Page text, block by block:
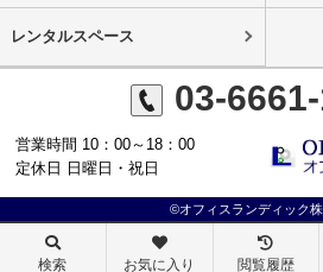
レンタルスペース
03-
営業時間 10：00～18：00
定休日 日曜日・祝日
©オフィスランディック
検索 お気に入り 閲覧履歴